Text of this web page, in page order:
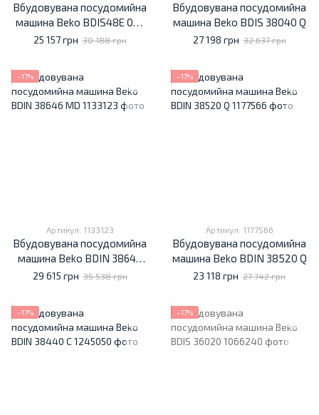
Вбудовувана посудомийна
машина Beko BDIS48E 041
Q
25 157 грн 30 188 грн
Вбудовувана посудомийна
машина Beko BDIS 38040 Q
27 198 грн 32 637 грн
−17%
Артикул: 1133123
Вбудовувана посудомийна
машина Beko BDIN 38646
MD
29 615 грн 35 538 грн
−17%
Артикул: 1177566
Вбудовувана посудомийна
машина Beko BDIN 38520 Q
23 118 грн 27 742 грн
−17% −17%